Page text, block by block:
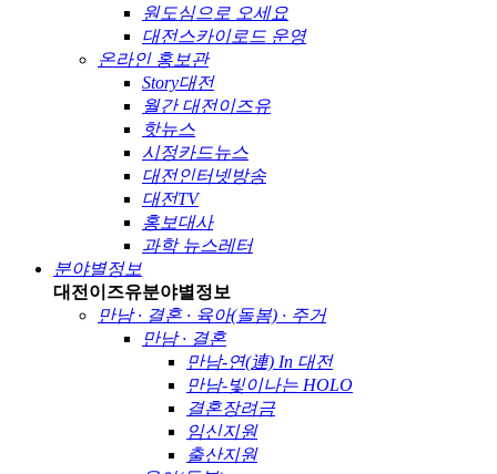
원도심으로 오세요
대전스카이로드 운영
온라인 홍보관
Story대전
월간 대전이즈유
핫뉴스
시정카드뉴스
대전인터넷방송
대전TV
홍보대사
과학 뉴스레터
분야별정보
대전이즈유분야별정보
만남 · 결혼 · 육아(돌봄) · 주거
만남 · 결혼
만남-연(連) In 대전
만남-빛이나는 HOLO
결혼장려금
임신지원
출산지원